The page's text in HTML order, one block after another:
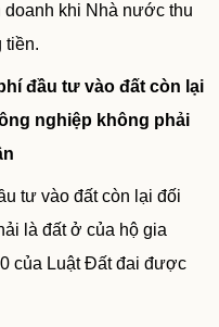
khi Nhà nước thu
tiền.
đầu tư vào đất còn lại
nghiệp không phải
tư vào đất còn lại đối
là đất ở của hộ gia
của Luật Đất đai được